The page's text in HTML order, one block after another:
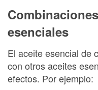
esenciales
El aceite esencial de
con otros aceites
efectos. Por ejemplo: